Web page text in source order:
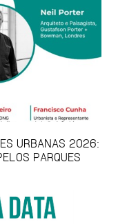
URBANAS 2026:
PARQUES